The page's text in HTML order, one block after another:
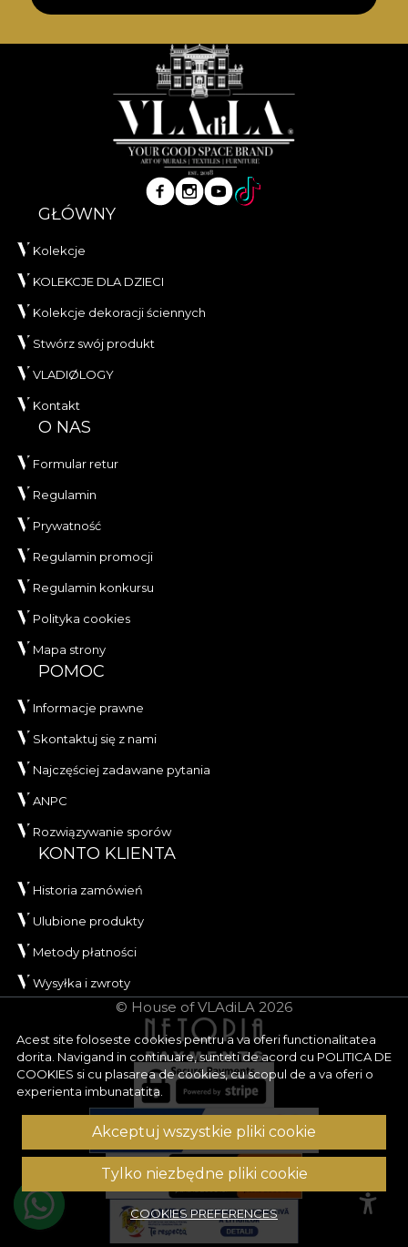
Acest site foloseste cookies pentru a va oferi functionalitatea
dorita. Navigand in continuare, sunteti de acord cu POLITICA DE
COOKIES si cu plasarea de cookies, cu scopul de a va oferi o
experienta imbunatatita.
Akceptuj wszystkie pliki cookie
Tylko niezbędne pliki cookie
COOKIES PREFERENCES
GŁÓWNY
Kolekcje
KOLEKCJE DLA DZIECI
Kolekcje dekoracji ściennych
Stwórz swój produkt
VLADIØLOGY
Kontakt
O NAS
Formular retur
Regulamin
Prywatność
Regulamin promocji
Regulamin konkursu
Polityka cookies
Mapa strony
POMOC
Informacje prawne
Skontaktuj się z nami
Najczęściej zadawane pytania
ANPC
Rozwiązywanie sporów
KONTO KLIENTA
Historia zamówień
Ulubione produkty
Metody płatności
Wysyłka i zwroty
© House of VLAdiLA 2026